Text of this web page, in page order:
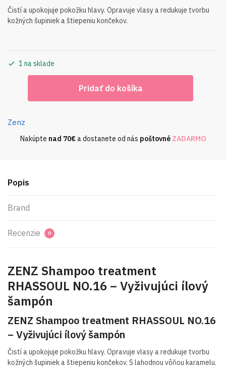
Čistí a upokojuje pokožku hlavy. Opravuje vlasy a redukuje tvorbu
kožných šupiniek a štiepeniu končekov.
1 na sklade
Shampoo
NO.16
ílový
šampón
Pridať do košíka
Zenz
Nakúpte nad 70€a dostanete od nás poštovné ZADARMO
Popis
Brand
Recenzie 0
ZENZ Shampoo treatment
RHASSOUL NO.16 – Vyživujúci ílový
šampón
ZENZ Shampoo treatment RHASSOUL NO.16
– Vyživujúci ílový šampón
Čistí a upokojuje pokožku hlavy. Opravuje vlasy a redukuje tvorbu
kožných šupiniek a štiepeniu končekov. S lahodnou vôňou karamelu.